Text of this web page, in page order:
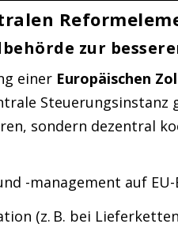
zur
einer Europäischen
Steuerungsinstanz
sondern dezentral
-management auf EU-
(z. B. bei